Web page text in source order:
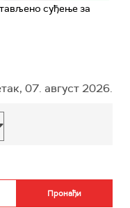
суђење за
07. август 2026.